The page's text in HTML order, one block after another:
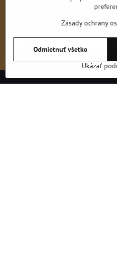
Zásady ochrany
Ukázať
Odmietnuť všetko